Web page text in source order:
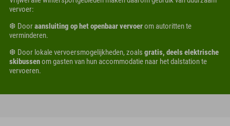
vervoer:
❆ Dooraansluiting op het openbaar vervoerom autoritten te
verminderen.
❆ Door lokale vervoersmogelijkheden, zoals gratis, deels elektrische
skibussenom gasten van hun accommodatie naar het dalstation te
vervoeren.